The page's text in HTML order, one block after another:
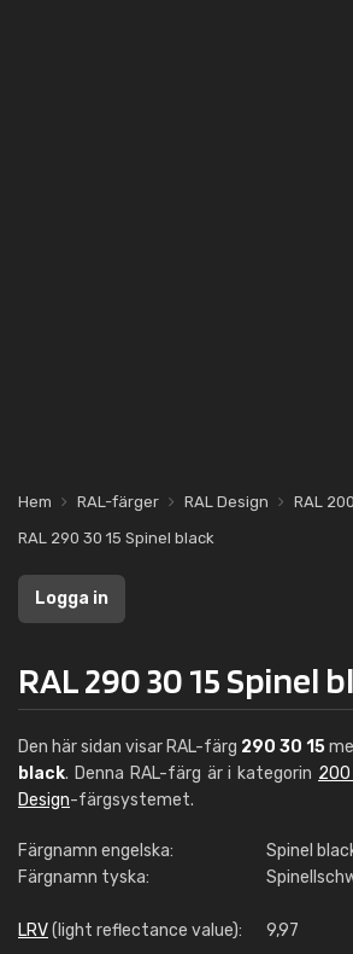
Hem RAL-färger RAL Design
RAL
RAL 290 30 15 Spinel black
Logga in
RAL 290 30 15 Spinel
Den här sidan visar RAL-färg 290 30 15
black. Denna RAL-färg är i kategorin
Design-färgsystemet.
Färgnamn engelska:
Spinel
Färgnamn tyska:
LRV(light reflectance value): 9,97